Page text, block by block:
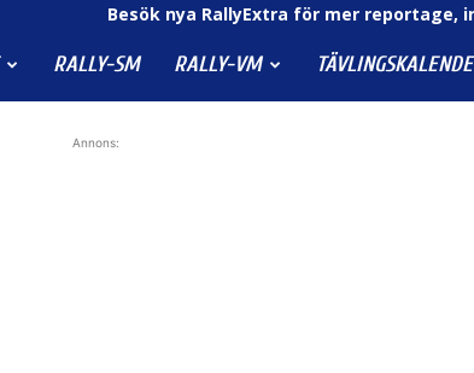
Besök nya RallyExtra för mer
RALLY-SM RALLY-VM
Annons: